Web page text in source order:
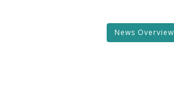
News Overview